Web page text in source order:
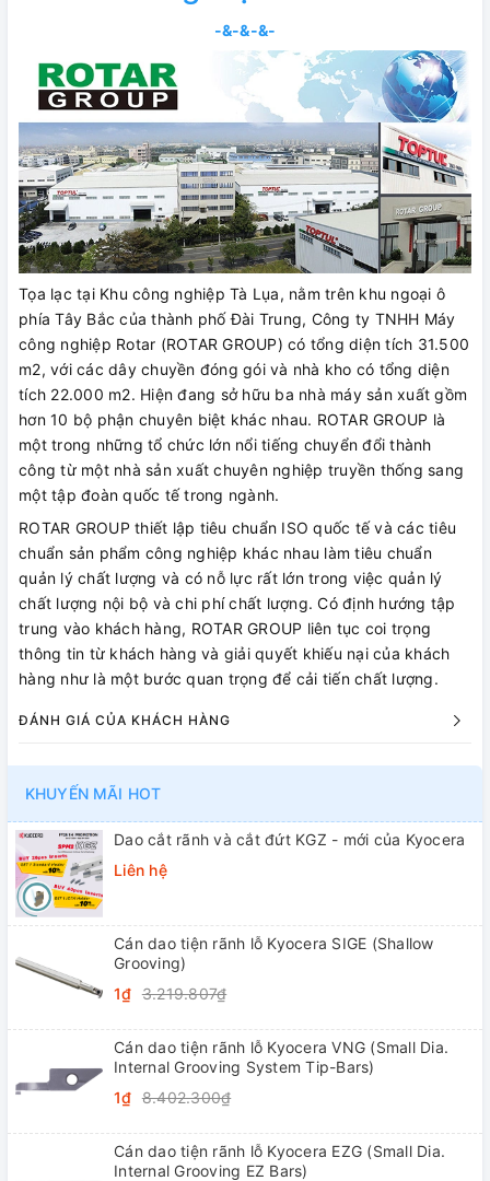
-&-&-&-
Tọa lạc tại Khu công nghiệp Tà Lụa, nằm trên khu ngoại ô
phía Tây Bắc của thành phố Đài Trung, Công ty TNHH Máy
công nghiệp Rotar (ROTAR GROUP) có tổng diện tích 31.500
m2, với các dây chuyền đóng gói và nhà kho có tổng diện
tích 22.000 m2. Hiện đang sở hữu ba nhà máy sản xuất gồm
hơn 10 bộ phận chuyên biệt khác nhau. ROTAR GROUP là
một trong những tổ chức lớn nổi tiếng chuyển đổi thành
công từ một nhà sản xuất chuyên nghiệp truyền thống sang
một tập đoàn quốc tế trong ngành.
ROTAR GROUP thiết lập tiêu chuẩn ISO quốc tế và các tiêu
chuẩn sản phẩm công nghiệp khác nhau làm tiêu chuẩn
quản lý chất lượng và có nỗ lực rất lớn trong việc quản lý
chất lượng nội bộ và chi phí chất lượng. Có định hướng tập
trung vào khách hàng, ROTAR GROUP liên tục coi trọng
thông tin từ khách hàng và giải quyết khiếu nại của khách
hàng như là một bước quan trọng để cải tiến chất lượng.
ĐÁNH GIÁ CỦA KHÁCH HÀNG
KHUYẾN MÃI HOT
Dao cắt rãnh và cắt đứt KGZ - mới của Kyocera
Liên hệ
Cán dao tiện rãnh lỗ Kyocera SIGE (Shallow
Grooving)
1₫ 3.219.807₫
Cán dao tiện rãnh lỗ Kyocera VNG (Small Dia.
Internal Grooving System Tip-Bars)
1₫ 8.402.300₫
Cán dao tiện rãnh lỗ Kyocera EZG (Small Dia.
Internal Grooving EZ Bars)